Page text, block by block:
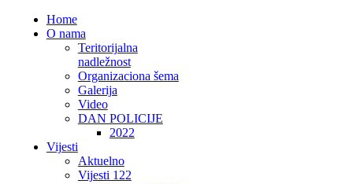
Home
O nama
Teritorijalna
nadležnost
Organizaciona šema
Galerija
Video
DAN POLICIJE
2022
Vijesti
Aktuelno
Vijesti 122